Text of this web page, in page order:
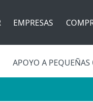
EMPRESAS
APOYO A PEQUEÑAS